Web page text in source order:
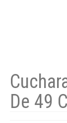
De 49